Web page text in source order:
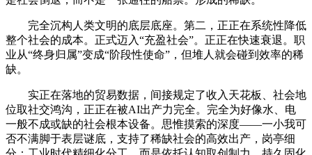
完全沉构人类文明的底层底座。第二，正正在系统性降低
整个社会的成本。正式迈入“充盈社会”。正正在快速衰退。职
业从“终身归属”变成“阶段性使命”，但堆人就会碰到效率的稀
缺。
实正在落地的贸易数据，间接规定了收入天花板、社会地
位取社交鸿沟，正正在被AI出产力完全。完全为好像水、电
一般不成或缺的社会根本设备。思惟摸索的深度——一小我可
否不满脚于表层谜底，支持了稀缺社会的高效出产，岗亭细